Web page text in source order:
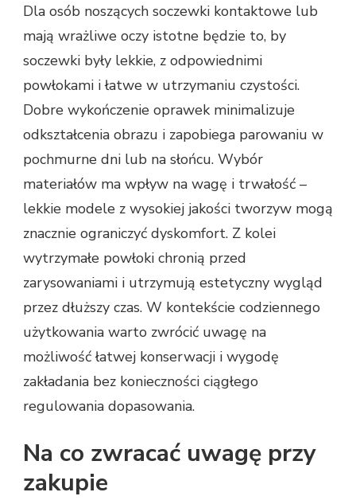
Dla osób noszących soczewki kontaktowe lub
mają wrażliwe oczy istotne będzie to, by
soczewki były lekkie, z odpowiednimi
powłokami i łatwe w utrzymaniu czystości.
Dobre wykończenie oprawek minimalizuje
odkształcenia obrazu i zapobiega parowaniu w
pochmurne dni lub na słońcu. Wybór
materiałów ma wpływ na wagę i trwałość –
lekkie modele z wysokiej jakości tworzyw mogą
znacznie ograniczyć dyskomfort. Z kolei
wytrzymałe powłoki chronią przed
zarysowaniami i utrzymują estetyczny wygląd
przez dłuższy czas. W kontekście codziennego
użytkowania warto zwrócić uwagę na
możliwość łatwej konserwacji i wygodę
zakładania bez konieczności ciągłego
regulowania dopasowania.
Na co zwracać uwagę przy
zakupie